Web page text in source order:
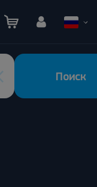
Поиск